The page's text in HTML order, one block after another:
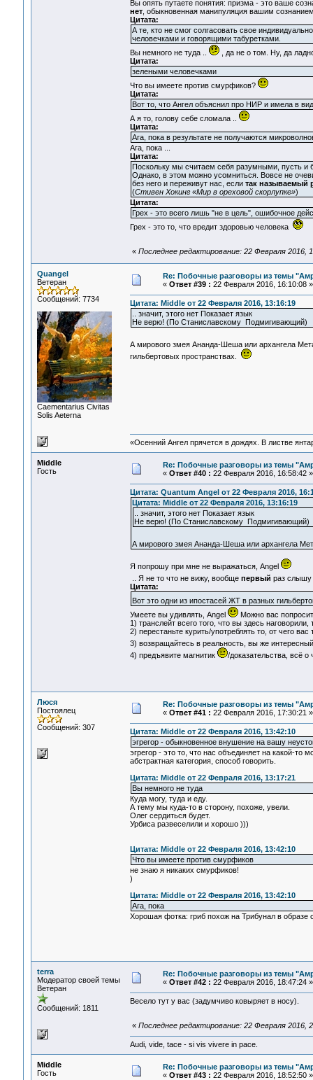
Вы опять путаете понятия: призма - это ваше
нет, обыкновенная манипуляция вашим
Цитата:
А те, кто не смог солгасовать свое
человечками и говорящими табуретками.
Вы немного не туда ..
, да не о том. Ну, да
Цитата:
зелеными человечками
Что вы имеете против смурфиков?
Цитата:
Вот то, что Ангел объяснил про НИР и имела в
А я то, голову себе сломала ..
Цитата:
Ага, пока в результате не получаются
Ага, пока ...
Цитата:
Поскольку мы считаем себя разумными, пусть и
Однако, в этом можно усомниться. Вовсе не
без него и переживут нас, если так называемый
(Стивен Хокинг «Мир в ореховой скорлупке»)
Цитата:
Грех - это всего лишь "не в цель", ошибочное
Грех - это то, что вредит здоровью человека
« Последнее редактирование: 22 Февраля 2016,
Quangel
Ветеран
Сообщений: 7734
Сaementarius Civitas
Solis Aeterna
Re: Побочные разговоры из темы
« Ответ #39 : 22 Февраля 2016, 16:10:08 »
Цитата: Middle от 22 Февраля 2016, 13:16:19
.. значит, этого нет Показает язык
Не верю! (По Станиславскому Подмигивающий)
А мирового змея Ананда-Шеша или архангела
гильбертовых пространствах.
«Осенний Ангел прячется в дождях. В листве
Middle
Гость
Re: Побочные разговоры из темы
« Ответ #40 : 22 Февраля 2016, 16:58:42 »
Цитата: Quantum Angel от 22 Февраля 2016,
Цитата: Middle от 22 Февраля 2016, 13:16:19
.. значит, этого нет Показает язык
Не верю! (По Станиславскому Подмигивающий)
А мирового змея Ананда-Шеша или архангела
Я попрошу при мне не выражаться, Angel
.. Я не то что не вижу, вообще первый раз слышу
Цитата:
Вот это одни из ипостасей ЖТ в разных
Умеете вы удивлять, Angel
Можно вас
1) транслейт всего того, что вы здесь
2) перестаньте курить/употреблять то, от чего
3) возвращайтесь в реальность, вы же
4) предъявите магнитик
/доказательства, всё
Люся
Постоялец
Сообщений: 307
Re: Побочные разговоры из темы
« Ответ #41 : 22 Февраля 2016, 17:30:21 »
Цитата: Middle от 22 Февраля 2016, 13:42:10
эгрегор - обыкновенное внушение на вашу
эгрегор - это то, что нас объединяет на какой-
абстрактная категория, способ говорить.
Цитата: Middle от 22 Февраля 2016, 13:17:21
Вы немного не туда
Куда могу, туда и еду.
А тему мы куда-то в сторону, похоже, увели.
Олег сердиться будет.
Урбиса развеселили и хорошо )))
Цитата: Middle от 22 Февраля 2016, 13:42:10
Что вы имеете против смурфиков
не знаю я никаких смурфиков!
)
Цитата: Middle от 22 Февраля 2016, 13:42:10
Ага, пока
Хорошая фотка: гриб похож на Трибунал в образе
terra
Модератор своей темы
Ветеран
Сообщений: 1811
Re: Побочные разговоры из темы
« Ответ #42 : 22 Февраля 2016, 18:47:24 »
Весело тут у вас (задумчиво ковыряет в носу).
« Последнее редактирование: 22 Февраля 2016,
Audi, vide, tace - si vis vivere in pace.
Middle
Гость
Re: Побочные разговоры из темы
« Ответ #43 : 22 Февраля 2016, 18:52:50 »